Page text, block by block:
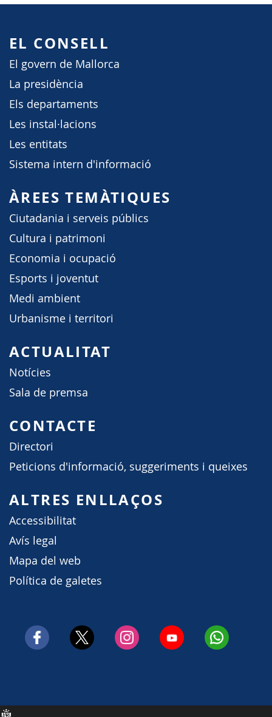
EL CONSELL
El govern de Mallorca
La presidència
Els departaments
Les instal·lacions
Les entitats
Sistema intern d'informació
ÀREES TEMÀTIQUES
Ciutadania i serveis públics
Cultura i patrimoni
Economia i ocupació
Esports i joventut
Medi ambient
Urbanisme i territori
ACTUALITAT
Notícies
Sala de premsa
CONTACTE
Directori
Peticions d'informació, suggeriments i queixes
ALTRES ENLLAÇOS
Accessibilitat
Avís legal
Mapa del web
Política de galetes